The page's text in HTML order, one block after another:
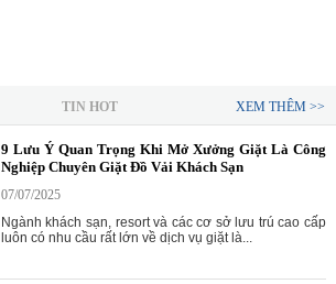
TIN HOT XEM THÊM >>
9 Lưu Ý Quan Trọng Khi Mở Xưởng Giặt Là Công
Nghiệp Chuyên Giặt Đồ Vải Khách Sạn
07/07/2025
Ngành khách sạn, resort và các cơ sở lưu trú cao cấp
luôn có nhu cầu rất lớn về dịch vụ giặt là...